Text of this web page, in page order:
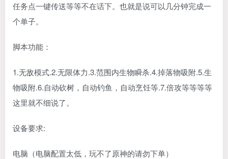
任务点一键传送等等不在话下。也就是说可以几分钟完成一
个单子。
脚本功能：
1.无敌模式.2.无限体力.3.范围内生物瞬杀.4.掉落物吸附.5.生
物吸附.6.自动砍树，自动钓鱼，自动烹饪等.7.倍攻等等等等
这里就不细说了。
设备要求:
电脑（电脑配置太低，玩不了原神的请勿下单）